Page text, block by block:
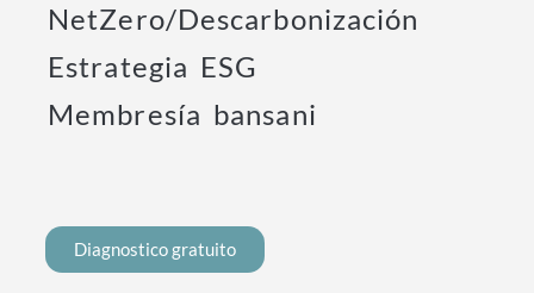
NetZero/Descarbonización
Estrategia ESG
Membresía bansani
Diagnostico gratuito